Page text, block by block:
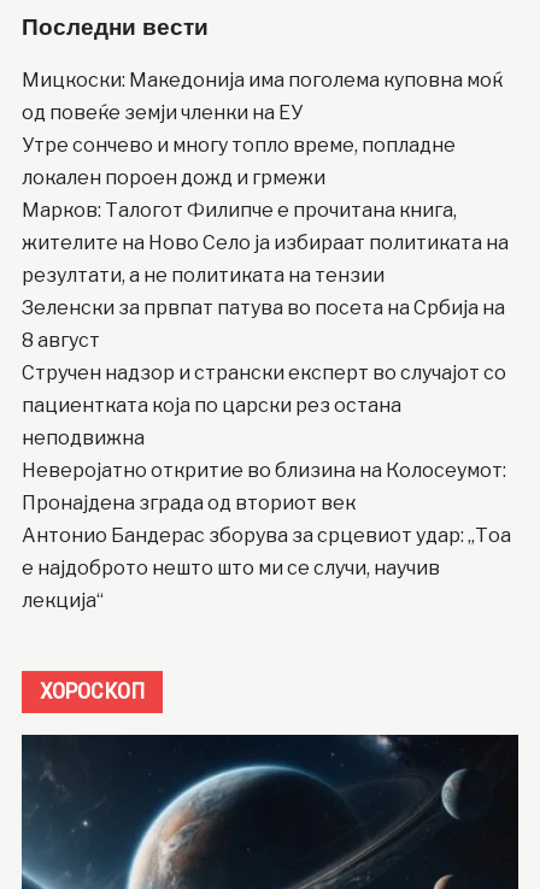
Последни вести
Мицкоски: Македонија има поголема куповна моќ
од повеќе земји членки на ЕУ
Утре сончево и многу топло време, попладне
локален пороен дожд и грмежи
Марков: Талогот Филипче е прочитана книга,
жителите на Ново Село ја избираат политиката на
резултати, а не политиката на тензии
Зеленски за првпат патува во посета на Србија на
8 август
Стручен надзор и странски експерт во случајот со
пациентката која по царски рез остана
неподвижна
Неверојатно откритие во близина на Колосеумот:
Пронајдена зграда од вториот век
Антонио Бандерас зборува за срцевиот удар: „Тоа
е најдоброто нешто што ми се случи, научив
лекција“
ХОРОСКОП